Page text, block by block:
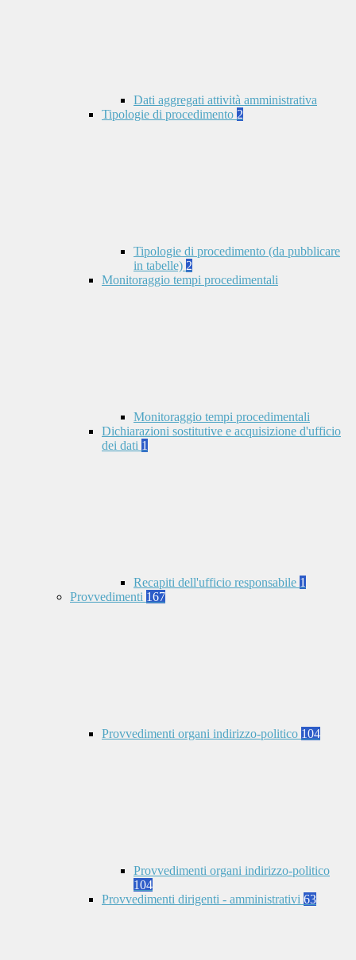
Dati aggregati attività amministrativa
Tipologie di procedimento 2
Tipologie di procedimento (da pubblicare
in tabelle) 2
Monitoraggio tempi procedimentali
Monitoraggio tempi procedimentali
Dichiarazioni sostitutive e acquisizione d'ufficio
dei dati 1
Recapiti dell'ufficio responsabile 1
Provvedimenti 167
Provvedimenti organi indirizzo-politico 104
Provvedimenti organi indirizzo-politico
104
Provvedimenti dirigenti - amministrativi 63